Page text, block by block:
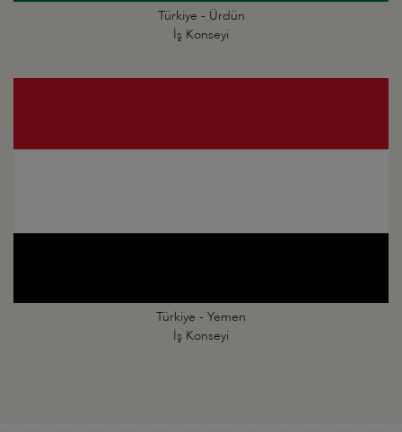
Türkiye - Ürdün
İş Konseyi
Türkiye - Yemen
İş Konseyi